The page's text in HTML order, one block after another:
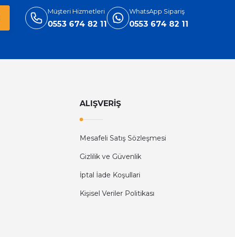
Müşteri Hizmetleri
0553 674 82 11
WhatsApp Sipariş
0553 674 82 11
ALIŞVERİŞ
Mesafeli Satış Sözleşmesi
Gizlilik ve Güvenlik
İptal İade Koşullari
Kişisel Veriler Politikası